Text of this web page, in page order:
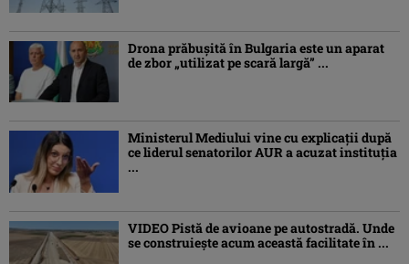
Drona prăbuşită în Bulgaria este un aparat
de zbor „utilizat pe scară largă” ...
Ministerul Mediului vine cu explicații după
ce liderul senatorilor AUR a acuzat instituția
...
VIDEO Pistă de avioane pe autostradă. Unde
se construiește acum această facilitate în ...